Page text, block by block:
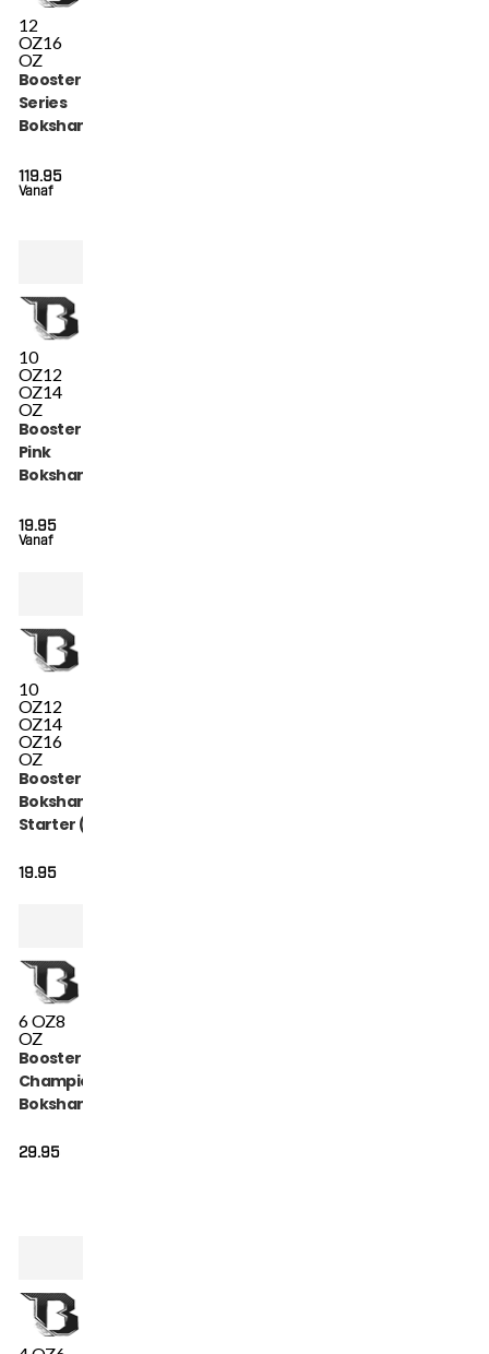
12
OZ16
OZ
Booster Warrior
Series
Bokshandschoenen
RD)
Vanaf
119.95
10
OZ12
OZ14
OZ
Booster BT Starter
Pink
Bokshandschoenen
Vanaf
19.95
10
OZ12
OZ14
OZ16
OZ
Booster Fight Gear
Bokshandschoenen
Starter (BT
19.95
6 OZ8
OZ
Booster BT
Champion Pink
Bokshandschoenen
29.95